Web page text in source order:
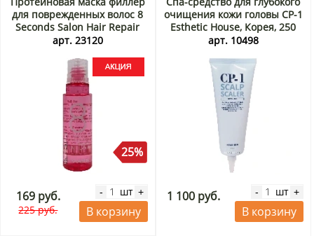
для поврежденных волос 8
Seconds Salon Hair Repair
Ampoule Масил/Masil,
арт. 23120
25%
169 руб.
225 руб.
- шт +
В корзину
очищения кожи головы CP-1
Esthetic House, Корея, 250
мл
арт. 10498
1 100 руб. - шт +
В корзину